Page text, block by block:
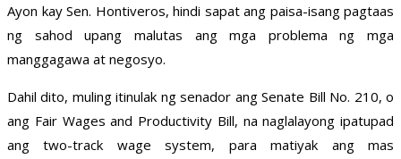
Ayon kay Sen. Hontiveros, hindi sapat ang paisa-isang pagtaas
ng sahod upang malutas ang mga problema ng mga
manggagawa at negosyo.
Dahil dito, muling itinulak ng senador ang Senate Bill No. 210, o
ang Fair Wages and Productivity Bill, na naglalayong ipatupad
ang two-track wage system, para matiyak ang mas